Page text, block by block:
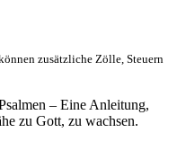
zusätzliche Zölle, Steuern
– Eine Anleitung,
zu Gott, zu wachsen.